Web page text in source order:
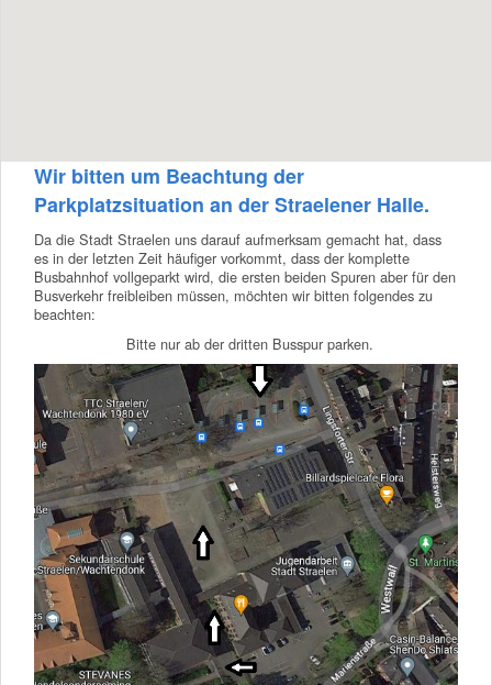
Wir bitten um Beachtung der
Parkplatzsituation an der Straelener Halle.
Da die Stadt Straelen uns darauf aufmerksam gemacht hat, dass
es in der letzten Zeit häufiger vorkommt, dass der komplette
Busbahnhof vollgeparkt wird, die ersten beiden Spuren aber für den
Busverkehr freibleiben müssen, möchten wir bitten folgendes zu
beachten:
Bitte nur ab der dritten Busspur parken.